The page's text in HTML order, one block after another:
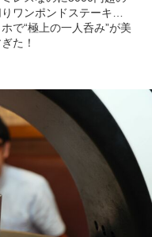
りワンポンドステーキ…
で“極上の一人呑み”が美
た！